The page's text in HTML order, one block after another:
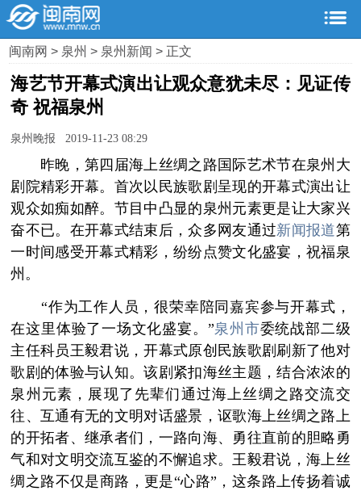
闽南网> 泉州> 泉州新闻> 正文
海艺节开幕式演出让观众意犹未尽：见证传
奇 祝福泉州
泉州晚报 2019-11-23 08:29
昨晚，第四届海上丝绸之路国际艺术节在泉州大
剧院精彩开幕。首次以民族歌剧呈现的开幕式演出让
观众如痴如醉。节目中凸显的泉州元素更是让大家兴
奋不已。在开幕式结束后，众多网友通过新闻报道第
一时间感受开幕式精彩，纷纷点赞文化盛宴，祝福泉
州。
“作为工作人员，很荣幸陪同嘉宾参与开幕式，
在这里体验了一场文化盛宴。”泉州市委统战部二级
主任科员王毅君说，开幕式原创民族歌剧刷新了他对
歌剧的体验与认知。该剧紧扣海丝主题，结合浓浓的
泉州元素，展现了先辈们通过海上丝绸之路交流交
往、互通有无的文明对话盛景，讴歌海上丝绸之路上
的开拓者、继承者们，一路向海、勇往直前的胆略勇
气和对文明交流互鉴的不懈追求。王毅君说，海上丝
绸之路不仅是商路，更是“心路”，这条路上传扬着诚